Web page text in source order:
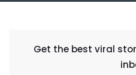
Get the best viral